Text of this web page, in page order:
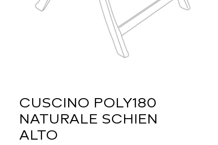
CUSCINO POLY180
NATURALE SCHIEN
ALTO